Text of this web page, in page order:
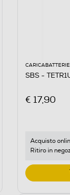
CARICABATTERIE
SBS -
€ 17,90
Acquisto
Ritiro in